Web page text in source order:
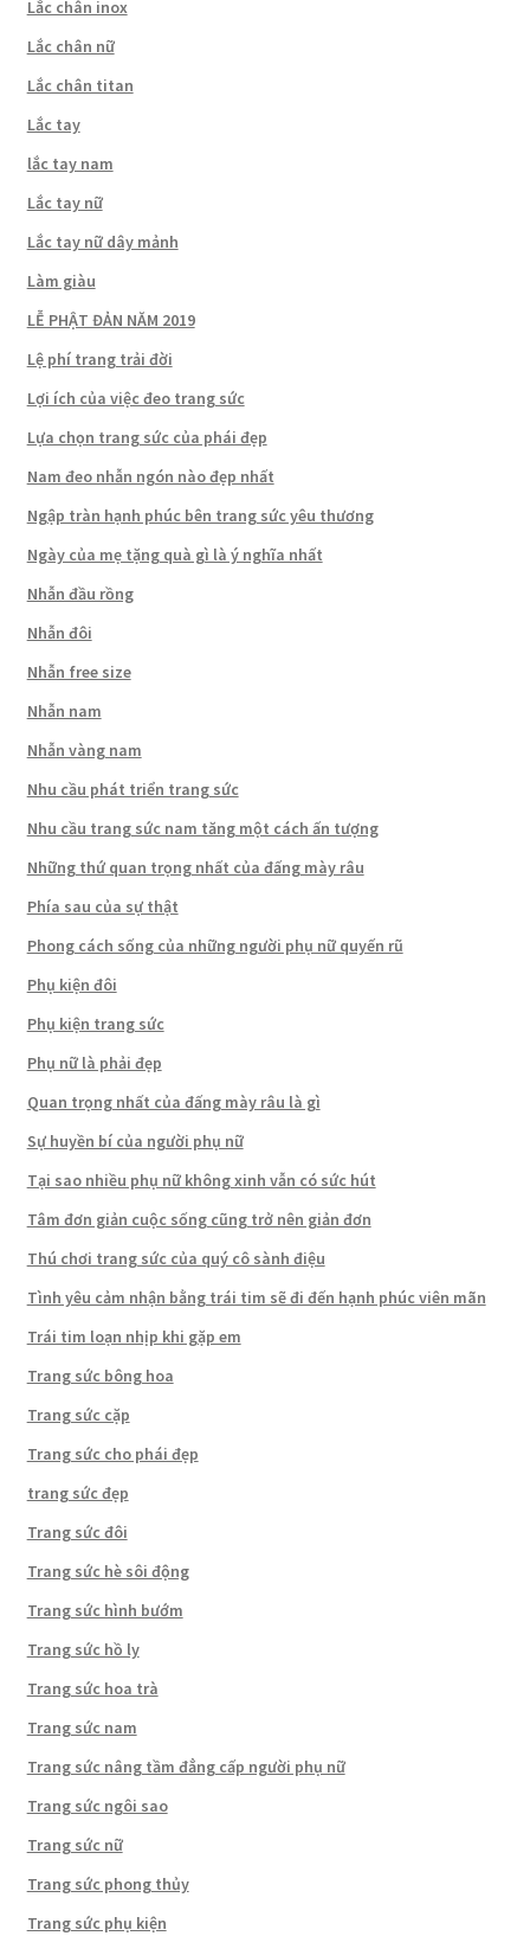
Lắc chân inox
Lắc chân nữ
Lắc chân titan
Lắc tay
lắc tay nam
Lắc tay nữ
Lắc tay nữ dây mảnh
Làm giàu
LỄ PHẬT ĐẢN NĂM 2019
Lệ phí trang trải đời
Lợi ích của việc đeo trang sức
Lựa chọn trang sức của phái đẹp
Nam đeo nhẫn ngón nào đẹp nhất
Ngập tràn hạnh phúc bên trang sức yêu thương
Ngày của mẹ tặng quà gì là ý nghĩa nhất
Nhẫn đầu rồng
Nhẫn đôi
Nhẫn free size
Nhẫn nam
Nhẫn vàng nam
Nhu cầu phát triển trang sức
Nhu cầu trang sức nam tăng một cách ấn tượng
Những thứ quan trọng nhất của đấng mày râu
Phía sau của sự thật
Phong cách sống của những người phụ nữ quyến rũ
Phụ kiện đôi
Phụ kiện trang sức
Phụ nữ là phải đẹp
Quan trọng nhất của đấng mày râu là gì
Sự huyền bí của người phụ nữ
Tại sao nhiều phụ nữ không xinh vẫn có sức hút
Tâm đơn giản cuộc sống cũng trở nên giản đơn
Thú chơi trang sức của quý cô sành điệu
Tình yêu cảm nhận bằng trái tim sẽ đi đến hạnh phúc viên mãn
Trái tim loạn nhịp khi gặp em
Trang sức bông hoa
Trang sức cặp
Trang sức cho phái đẹp
trang sức đẹp
Trang sức đôi
Trang sức hè sôi động
Trang sức hình bướm
Trang sức hồ ly
Trang sức hoa trà
Trang sức nam
Trang sức nâng tầm đẳng cấp người phụ nữ
Trang sức ngôi sao
Trang sức nữ
Trang sức phong thủy
Trang sức phụ kiện